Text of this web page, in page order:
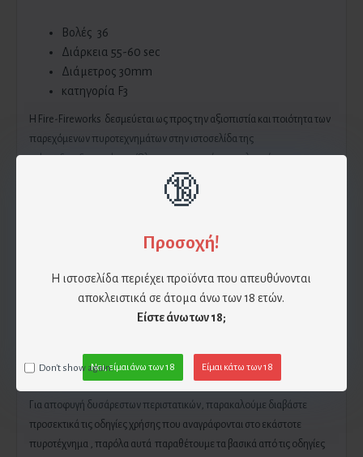
🔞
Προσοχή!
Η ιστοσελίδα περιέχει προϊόντα που απευθύνονται
αποκλειστικά σε άτομα άνω των 18 ετών.
Είστε άνω των 18;
Ναι, είμαι άνω των 18 Είμαι κάτω των 18
Don't show again.
Βολές 36
Διάρκεια 55-60 sec
Διάμετρος 30mm
κατηγορία F3
H Fire-Fireworks δεσμεύεται ως προς την αξιοπιστία και ποιότητα των
παρεχόμενων πυροτεχνημάτων στην ιστοσελίδα της
eshop.fire-fireworks.gr. Όλα τα πυροτεχνήματα πληρούν τους
κανόνες ασφαλείας και διαθέτουν πλήρης οδηγίες στα Ελληνικά. Η Fire-
Fireworks δεν φέρει καμία ευθύνη σε περίπτωση ατυχήματος λόγω μη
τήρηση των κανόνων ασφαλείας.
Επίσης η Fire-Fireworks δεν φέρει καμία ευθύνη για φθορά του
πυροτεχνήματος λόγω πτώσης , υγρασίας και βίαιης συμπεριφοράς. Αν
Για αποφυγή δυσάρεστων περιστατικών, παρακαλούμε διαβάστε
προσεκτικά τις οδηγίες χρήσης που αναγράφονται στο εκάστοτε
πυροτέχνημα , παρόλα αυτά παραθέτουμε τα βασικά από τις οδηγίες